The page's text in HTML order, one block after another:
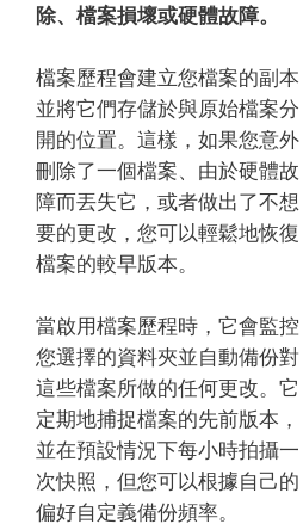
除、檔案損壞或硬體故障。
檔案歷程會建立您檔案的副本
並將它們存儲於與原始檔案分
開的位置。這樣，如果您意外
刪除了一個檔案、由於硬體故
障而丟失它，或者做出了不想
要的更改，您可以輕鬆地恢復
檔案的較早版本。
當啟用檔案歷程時，它會監控
您選擇的資料夾並自動備份對
這些檔案所做的任何更改。它
定期地捕捉檔案的先前版本，
並在預設情況下每小時拍攝一
次快照，但您可以根據自己的
偏好自定義備份頻率。